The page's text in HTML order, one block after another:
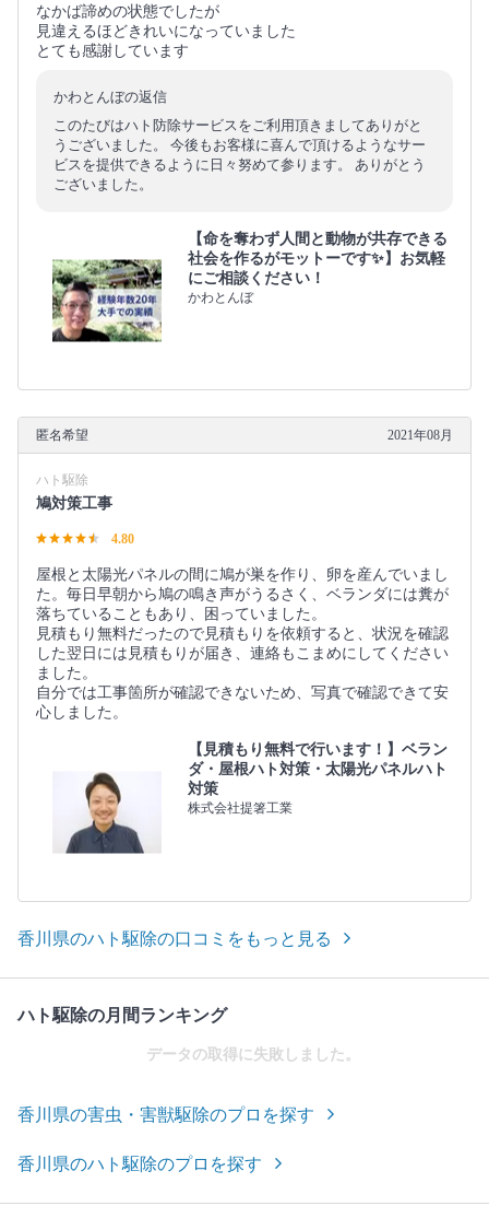
なかば諦めの状態でしたが
見違えるほどきれいになっていました
とても感謝しています
かわとんぼの返信
このたびはハト防除サービスをご利用頂きましてありがと
うございました。 今後もお客様に喜んで頂けるようなサー
ビスを提供できるように日々努めて参ります。 ありがとう
ございました。
【命を奪わず人間と動物が共存できる
社会を作るがモットーです✨】お気軽
にご相談ください！
かわとんぼ
匿名希望 2021年08月
ハト駆除
鳩対策工事
4.80
屋根と太陽光パネルの間に鳩が巣を作り、卵を産んでいまし
た。毎日早朝から鳩の鳴き声がうるさく、ベランダには糞が
落ちていることもあり、困っていました。
見積もり無料だったので見積もりを依頼すると、状況を確認
した翌日には見積もりが届き、連絡もこまめにしてください
ました。
自分では工事箇所が確認できないため、写真で確認できて安
心しました。
【見積もり無料で行います！】ベラン
ダ・屋根ハト対策・太陽光パネルハト
対策
株式会社提箸工業
香川県のハト駆除の口コミをもっと見る
ハト駆除の月間ランキング
データの取得に失敗しました。
香川県の害虫・害獣駆除のプロを探す
香川県のハト駆除のプロを探す